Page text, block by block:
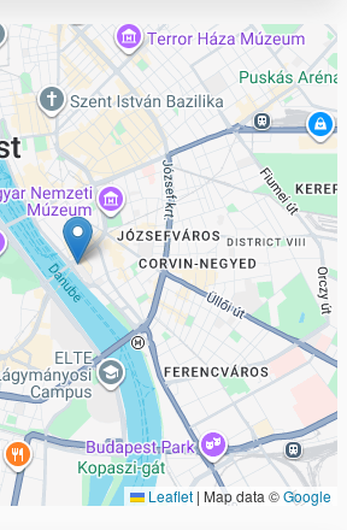
Leaflet | Map data ©Google